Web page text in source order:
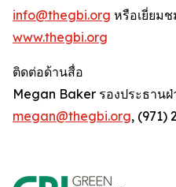
info@thegbi.org หรือเยี่ยม
www.thegbi.org
ติดต่อด้านสื่อ
Megan Baker รองประธาน
megan@thegbi.org, (971)